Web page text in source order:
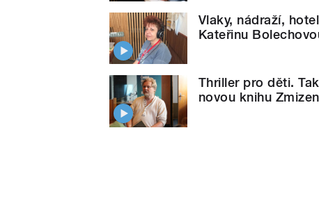
Vlaky, nádraží,
Kateřinu
Thriller pro děti.
novou knihu